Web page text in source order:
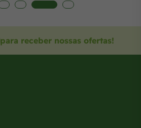
para receber nossas ofertas!